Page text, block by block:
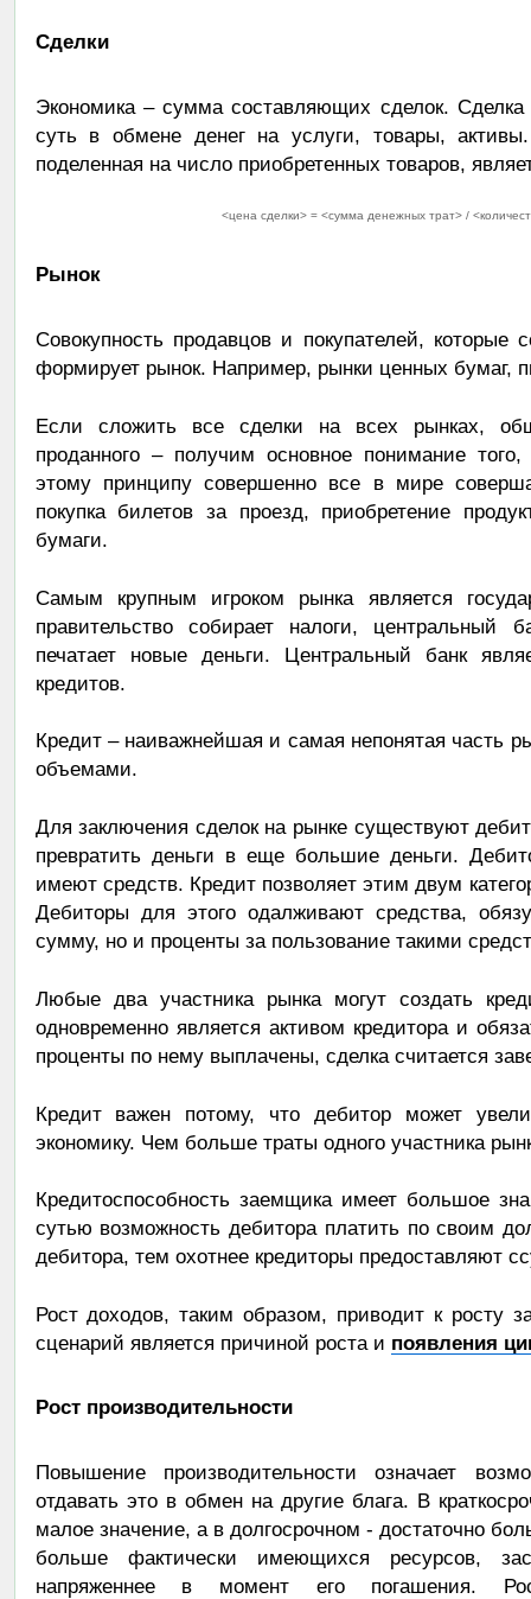
Сделки
Экономика – сумма составляющих сделок.
суть в обмене денег на услуги, товары,
поделенная на число приобретенных товаров,
<цена сделки> = <сумма денежных трат> /
Рынок
Совокупность продавцов и покупателей,
формирует рынок. Например, рынки ценных бумаг,
Если сложить все сделки на всех рынках,
проданного – получим основное понимание того,
этому принципу совершенно все в мире
покупка билетов за проезд, приобретение
бумаги.
Самым крупным игроком рынка является
правительство собирает налоги, центральный
печатает новые деньги. Центральный банк
кредитов.
Кредит – наиважнейшая и самая непонятая часть
объемами.
Для заключения сделок на рынке существуют
превратить деньги в еще большие деньги.
имеют средств. Кредит позволяет этим двум
Дебиторы для этого одалживают средства,
сумму, но и проценты за пользование такими
Любые два участника рынка могут создать
одновременно является активом кредитора и
проценты по нему выплачены, сделка считается
Кредит важен потому, что дебитор может
экономику. Чем больше траты одного участника
Кредитоспособность заемщика имеет большое
сутью возможность дебитора платить по своим
дебитора, тем охотнее кредиторы предоставляют
Рост доходов, таким образом, приводит к росту
сценарий является причиной роста и появления
Рост производительности
Повышение производительности означает
отдавать это в обмен на другие блага. В
малое значение, а в долгосрочном - достаточно
больше фактически имеющихся ресурсов,
напряженнее в момент его погашения.